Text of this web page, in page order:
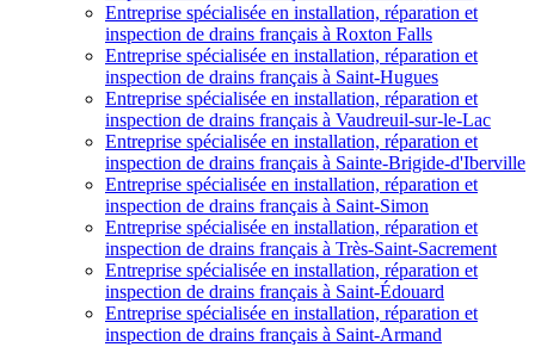
Entreprise spécialisée en installation, réparation et
inspection de drains français à Roxton Falls
Entreprise spécialisée en installation, réparation et
inspection de drains français à Saint-Hugues
Entreprise spécialisée en installation, réparation et
inspection de drains français à Vaudreuil-sur-le-Lac
Entreprise spécialisée en installation, réparation et
inspection de drains français à Sainte-Brigide-d'Iberville
Entreprise spécialisée en installation, réparation et
inspection de drains français à Saint-Simon
Entreprise spécialisée en installation, réparation et
inspection de drains français à Très-Saint-Sacrement
Entreprise spécialisée en installation, réparation et
inspection de drains français à Saint-Édouard
Entreprise spécialisée en installation, réparation et
inspection de drains français à Saint-Armand